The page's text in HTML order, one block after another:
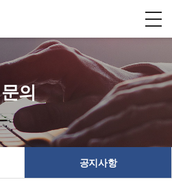
문의
공지사항